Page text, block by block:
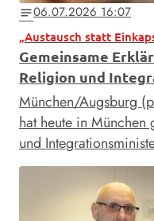
notes06.07.2026 16:07
„Austausch statt
Gemeinsame
Religion und
München/Augsburg
hat heute in München
und